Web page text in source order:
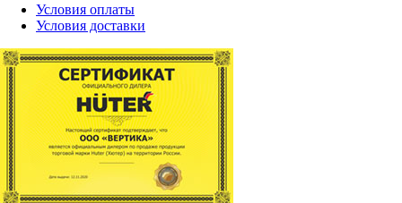
Условия оплаты
Условия доставки